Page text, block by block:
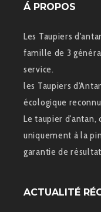
Á PROPOS
Les Taupiers
famille de 3
service.
les Taupiers
écologique
Le taupier d'antan,
uniquement à la
garantie de
ACTUALITÉ